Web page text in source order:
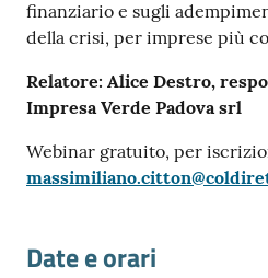
Prenota
zione
on line
finanziario e sugli
della crisi, per imprese più
Relatore: Alice Destro,
Impresa Verde Padova srl
Webinar gratuito, per
Date e orari